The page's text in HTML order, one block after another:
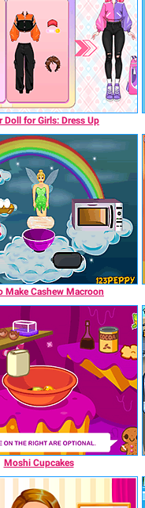
Doll for Girls: Dress Up
Make Cashew Macroon
Moshi Cupcakes